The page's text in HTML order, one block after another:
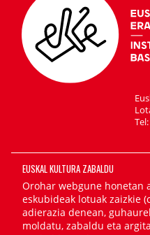
EUSKAL KULTURA ZABALDU
Orohar webgune honetan
eskubideak lotuak zaizkie
adierazia denean,
moldatu, zabaldu eta